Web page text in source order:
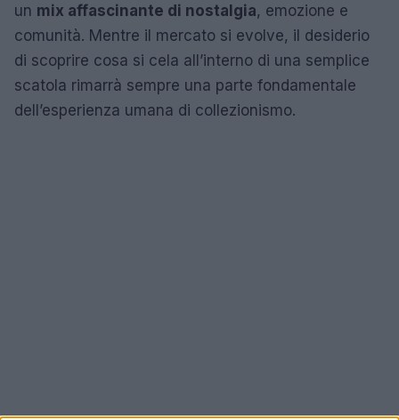
un mix affascinante di nostalgia, emozione e
comunità. Mentre il mercato si evolve, il desiderio
di scoprire cosa si cela all’interno di una semplice
scatola rimarrà sempre una parte fondamentale
dell’esperienza umana di collezionismo.